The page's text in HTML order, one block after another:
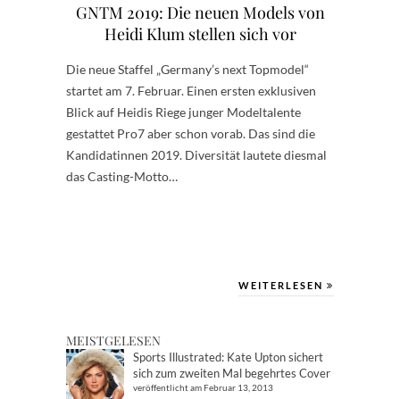
GNTM 2019: Die neuen Models von
Heidi Klum stellen sich vor
Die neue Staffel „Germany’s next Topmodel“
startet am 7. Februar. Einen ersten exklusiven
Blick auf Heidis Riege junger Modeltalente
gestattet Pro7 aber schon vorab. Das sind die
Kandidatinnen 2019. Diversität lautete diesmal
das Casting-Motto…
WEITERLESEN
MEISTGELESEN
Sports Illustrated: Kate Upton sichert
sich zum zweiten Mal begehrtes Cover
veröffentlicht am Februar 13, 2013